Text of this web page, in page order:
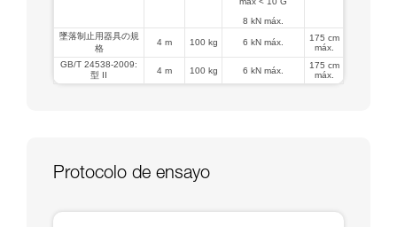
8 kN máx.
墜落制止用器具の規
格
4 m 100 kg 6 kN máx.
175 cm
máx.
GB/T 24538-2009:
型 II
4 m 100 kg 6 kN máx.
175 cm
máx.
Protocolo de ensayo